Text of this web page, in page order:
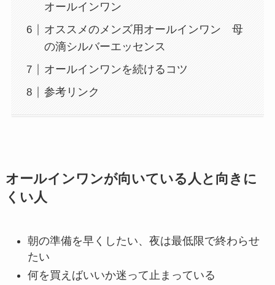
オールインワン
オススメのメンズ用オールインワン 母
の滴シルバーエッセンス
オールインワンを続けるコツ
参考リンク
オールインワンが向いている人と向きに
くい人
朝の準備を早くしたい、夜は最低限で終わらせ
たい
何を買えばいいか迷って止まっている